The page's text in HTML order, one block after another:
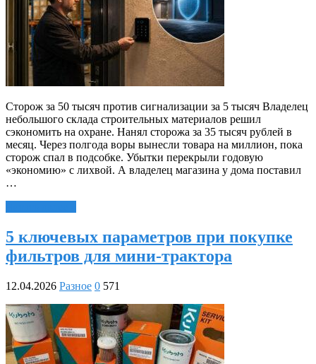
Сторож за 50 тысяч против сигнализации за 5 тысяч Владелец
небольшого склада строительных материалов решил
сэкономить на охране. Нанял сторожа за 35 тысяч рублей в
месяц. Через полгода воры вынесли товара на миллион, пока
сторож спал в подсобке. Убытки перекрыли годовую
«экономию» с лихвой. А владелец магазина у дома поставил
…
5 ключевых параметров при покупке
фильтров для мини-трактора
12.04.2026 Разное 0 571